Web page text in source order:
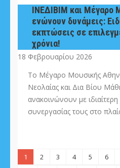
ΙΝΕΔΙΒΙΜ και Μέγαρο
ενώνουν δυνάμεις:
εκπτώσεις σε
χρόνια!
18 Φεβρουαρίου 2026
Το Μέγαρο Μουσικής
Νεολαίας και Δια Βίου
ανακοινώνουν με
συνεργασίας τους στο
1 2 3 4 5 6